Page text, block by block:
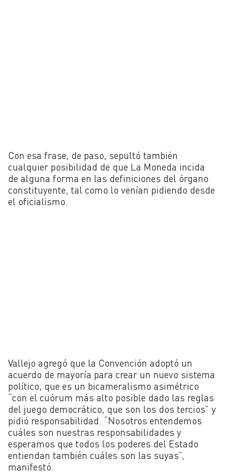
Con esa frase, de paso, sepultó también
cualquier posibilidad de que La Moneda incida
de alguna forma en las definiciones del órgano
constituyente, tal como lo venían pidiendo desde
el oficialismo.
Vallejo agregó que la Convención adoptó un
acuerdo de mayoría para crear un nuevo sistema
político, que es un bicameralismo asimétrico
“con el cuórum más alto posible dado las reglas
del juego democrático, que son los dos tercios” y
pidió responsabilidad. “Nosotros entendemos
cuáles son nuestras responsabilidades y
esperamos que todos los poderes del Estado
entiendan también cuáles son las suyas”,
manifestó.